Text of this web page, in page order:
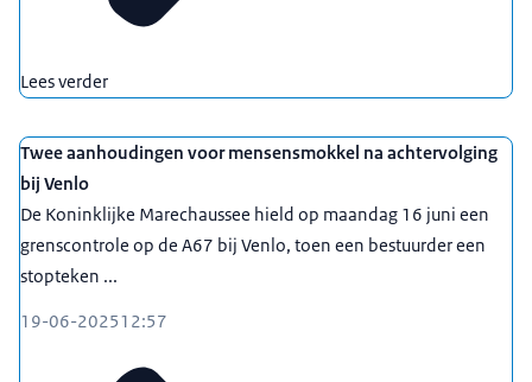
Lees verder
Twee aanhoudingen voor mensensmokkel na achtervolging
bij Venlo
De Koninklijke Marechaussee hield op maandag 16 juni een
grenscontrole op de A67 bij Venlo, toen een bestuurder een
stopteken ...
19-06-202512:57